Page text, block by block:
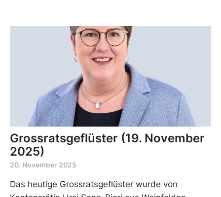
Grossratsgeflüster (19. November
2025)
20. November 2025
Das heutige Grossratsgeflüster wurde von